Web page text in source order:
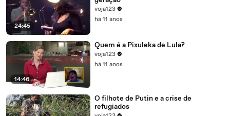
24:45
voja123
há 11 anos
14:46
Quem é a Pixuleka de Lula?
voja123
há 11 anos
O filhote de Putin e a crise de
refugiados